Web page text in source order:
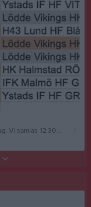
Nu har tiderna kommit till cupen på lördag. Vi samlas 12.30 på Fäladshallen, Svenshögsvägen 25A, LUND. Ta med er kläder för innehandboll och mörka shorts. Det finns kiosk i hallen. //Ledarna